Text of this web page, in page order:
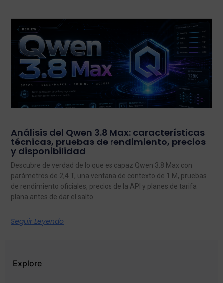
Análisis del Qwen 3.8 Max: características
técnicas, pruebas de rendimiento, precios
y disponibilidad
Descubre de verdad de lo que es capaz Qwen 3.8 Max con
parámetros de 2,4 T, una ventana de contexto de 1 M, pruebas
de rendimiento oficiales, precios de la API y planes de tarifa
plana antes de dar el salto.
Seguir Leyendo
Explore